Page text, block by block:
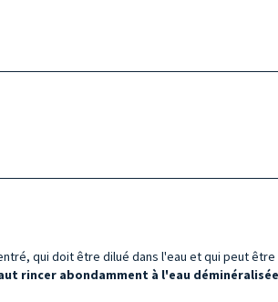
qui doit être dilué dans l'eau et qui peut
rincer abondamment à l'eau